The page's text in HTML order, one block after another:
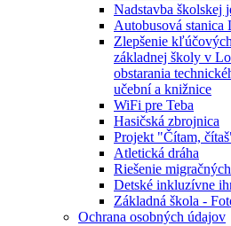
Nadstavba školskej
Autobusová stanica
Zlepšenie
základnej školy v
obstarania
učební a knižnice
WiFi pre Teba
Hasičská zbrojnica
Projekt "Čítam,
Atletická dráha
Riešenie
Detské inkluzívne
Základná škola -
Ochrana osobných údajov